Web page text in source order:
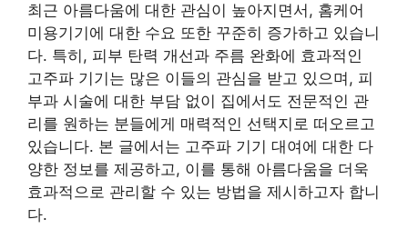
최근 아름다움에 대한 관심이 높아지면서, 홈케어
미용기기에 대한 수요 또한 꾸준히 증가하고 있습니
다. 특히, 피부 탄력 개선과 주름 완화에 효과적인
고주파 기기는 많은 이들의 관심을 받고 있으며, 피
부과 시술에 대한 부담 없이 집에서도 전문적인 관
리를 원하는 분들에게 매력적인 선택지로 떠오르고
있습니다. 본 글에서는 고주파 기기 대여에 대한 다
양한 정보를 제공하고, 이를 통해 아름다움을 더욱
효과적으로 관리할 수 있는 방법을 제시하고자 합니
다.